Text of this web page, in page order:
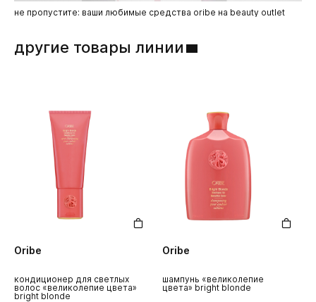
не пропустите: ваши любимые средства oribe на beauty outlet
другие товары линии
Oribe
кондиционер для светлых
волос «великолепие цвета»
bright blonde
Oribe
шампунь «великолепие
цвета» bright blonde
Chinensis Pericarp Extract, Dextrin, Limonene, Butylphenyl
Methylpropional, Hexyl Cinnamal.